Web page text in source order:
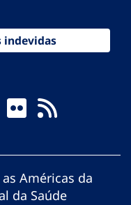
indevidas
Américas da
da Saúde